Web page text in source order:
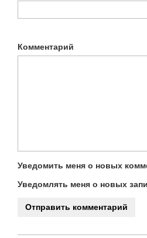
Комментарий
Уведомить меня о новых
Уведомлять меня о новых